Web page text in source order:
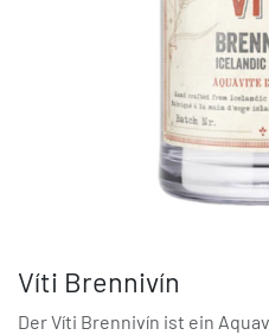
Víti Brennivín
Der Víti Brennivín ist ein